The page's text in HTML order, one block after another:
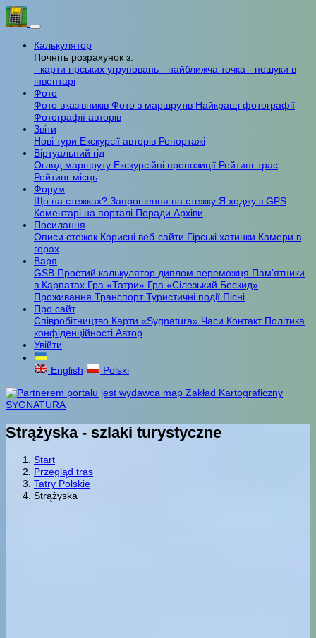
Калькулятор
Почніть розрахунок з:
- карти гірських угруповань - найближча точка - пошуки в
інвентарі
Фото
Фото вказівників Фото з маршрутів Найкращі фотографії
Фотографії авторів
Звіти
Нові тури Екскурсії авторів Репортажі
Віртуальний гід
Огляд маршруту Екскурсійні пропозиції Рейтинг трас
Рейтинг місць
Форум
Що на стежках? Запрошення на стежку Я ходжу з GPS
Коментарі на порталі Поради Архіви
Посилання
Описи стежок Корисні веб-сайти Гірські хатинки Камери в
горах
Варя
GSB Простий калькулятор диплом переможця Пам'ятники
в Карпатах Гра «Татри» Гра «Сілезький Бескид»
Проживання ТранспортТуристичні події Пісні
Про сайт
Співробітництво Карти «Sygnatura» Часи Контакт Політика
конфіденційності Автор
Увійти
English Polski
Strążyska - szlaki turystyczne
Start
Przegląd tras
Tatry Polskie
Strążyska